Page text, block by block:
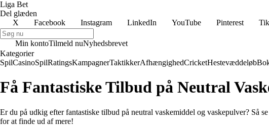
Liga Bet
Del glæden
X
Facebook Instagram LinkedIn YouTube Pinterest
Min kontoTilmeld nuNyhedsbrevet
Kategorier
SpilCasinoSpilRatingsKampagnerTaktikkerAfhængighedCricketHestevæddeløb
Få Fantastiske Tilbud på Neutral
Er du på udkig efter fantastiske tilbud på neutral vaskemiddel og vaskepulver?
for at finde ud af mere!